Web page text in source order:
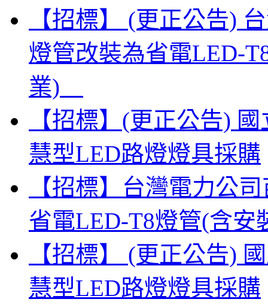
【招標】 (更正公告)
燈管改裝為省電LED-
業)
【招標】(更正公告)
慧型LED路燈燈具採購
【招標】台灣電力公
省電LED-T8燈管(含
【招標】 (更正公告)
慧型LED路燈燈具採購